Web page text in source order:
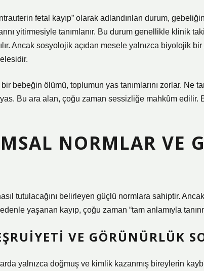
fetal kayıp” olarak adlandırılan durum,
yitirmesiyle tanımlanır. Bu durum genellikle klinik
Ancak sosyolojik açıdan mesele yalnızca biyolojik
bebeğin ölümü, toplumun yas tanımlarını zorlar. Ne
Bu ara alan, çoğu zaman sessizliğe mahkûm edilir.
NORMLAR VE
tutulacağını belirleyen güçlü normlara sahiptir.
yaşanan kayıp, çoğu zaman “tam anlamıyla
VE GÖRÜNÜRLÜK
yalnızca doğmuş ve kimlik kazanmış bireylerin